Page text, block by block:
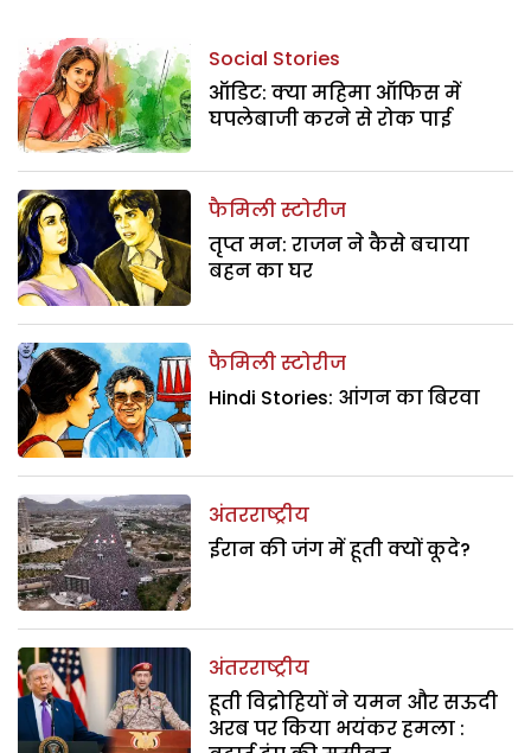
Social Stories
ऑडिट: क्या महिमा ऑफिस में
घपलेबाजी करने से रोक पाई
फैमिली स्टोरीज
तृप्त मन: राजन ने कैसे बचाया
बहन का घर
फैमिली स्टोरीज
Hindi Stories: आंगन का बिरवा
अंतरराष्ट्रीय
ईरान की जंग में हूती क्यों कूदे?
अंतरराष्ट्रीय
हूती विद्रोहियों ने यमन और सऊदी
अरब पर किया भयंकर हमला :